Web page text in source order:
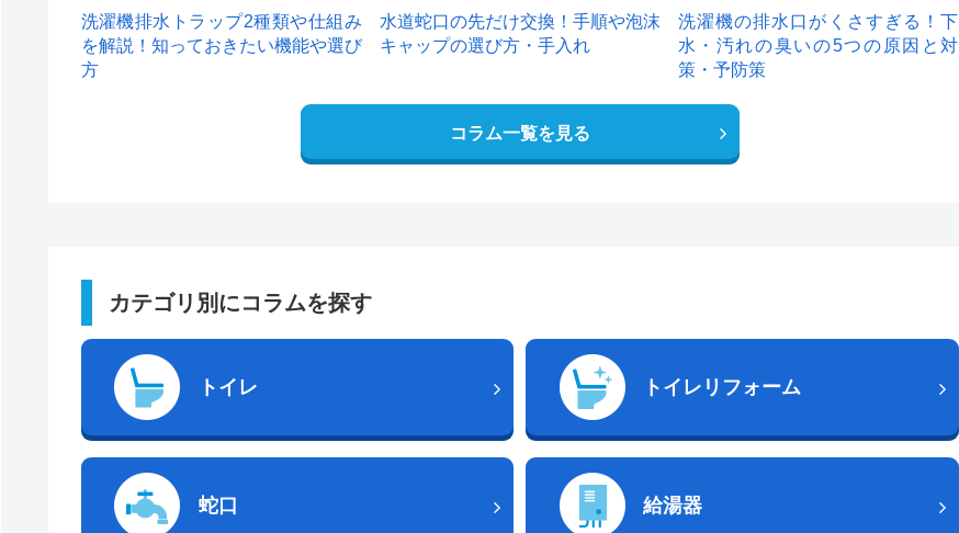
洗濯機排水トラップ2種類や仕組み
を解説！知っておきたい機能や選び
方
水道蛇口の先だけ交換！手順や泡沫
キャップの選び方・手入れ
洗濯機の排水口がくさすぎる！下
水・汚れの臭いの5つの原因と対
策・予防策
コラム一覧を見る
カテゴリ別にコラムを探す
トイレ トイレリフォーム
蛇口 給湯器